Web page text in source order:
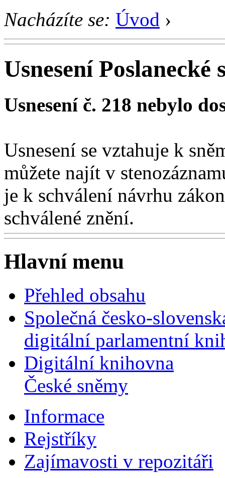
Nacházíte se: Úvod ›
Usnesení Poslanecké
Usnesení č. 218 nebylo
Usnesení se vztahuje k
můžete najít v
je k schválení návrhu
schválené znění.
Hlavní menu
Přehled obsahu
Společná česko-
digitální parlamentní
Digitální knihovna
České sněmy
Informace
Rejstříky
Zajímavosti v repozitáři